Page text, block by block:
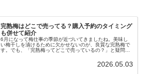
完熟梅はどこで売ってる？購入予約のタイミング
も併せて紹介
6月になって梅仕事の季節が近づいてきましたね。美味し
い梅干しを漬けるために欠かせないのが、良質な完熟梅で
す。でも、「完熟梅ってどこで売っているの？」と疑問に
2026.05.03